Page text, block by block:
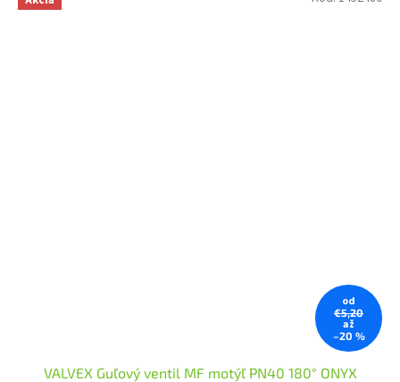
od
€5,20
až
–20 %
VALVEX Guľový ventil MF motýľ PN40 180° ONYX